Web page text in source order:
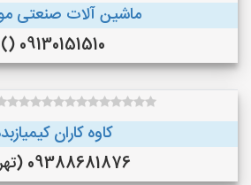
ماشین آلات صنعتی
09130151510 ()
کاوه کاران
09388681876 (تهران)